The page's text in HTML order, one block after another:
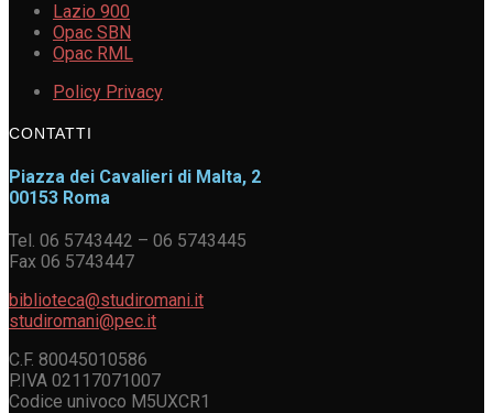
Lazio 900
Opac SBN
Opac RML
Policy Privacy
CONTATTI
Piazza dei Cavalieri di Malta, 2
00153 Roma
Tel. 06 5743442 – 06 5743445
Fax 06 5743447
biblioteca@studiromani.it
studiromani@pec.it
C.F. 80045010586
P.IVA 02117071007
Codice univoco M5UXCR1